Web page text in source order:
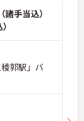
諸手当込）
郭駅」バ